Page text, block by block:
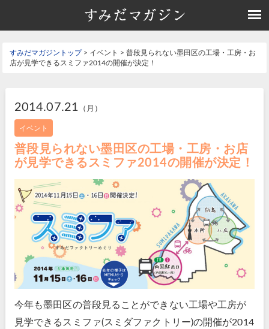
すみだマガジントップ> イベント > 普段見られない墨田区の工場・工房・お
店が見学できるスミファ2014の開催が決定！
2014.07.21 （月）
イベント
普段見られない墨田区の工場・工房・お店
が見学できるスミファ2014の開催が決定！
今年も墨田区の普段見ることができない工場や工房が
見学できるスミファ(スミダファクトリー)の開催が2014